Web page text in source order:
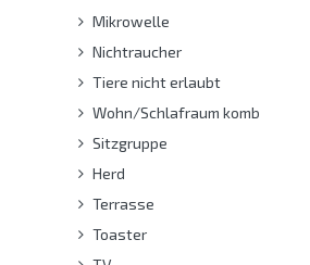
Mikrowelle
Nichtraucher
Tiere nicht erlaubt
Wohn/Schlafraum komb
Sitzgruppe
Herd
Terrasse
Toaster